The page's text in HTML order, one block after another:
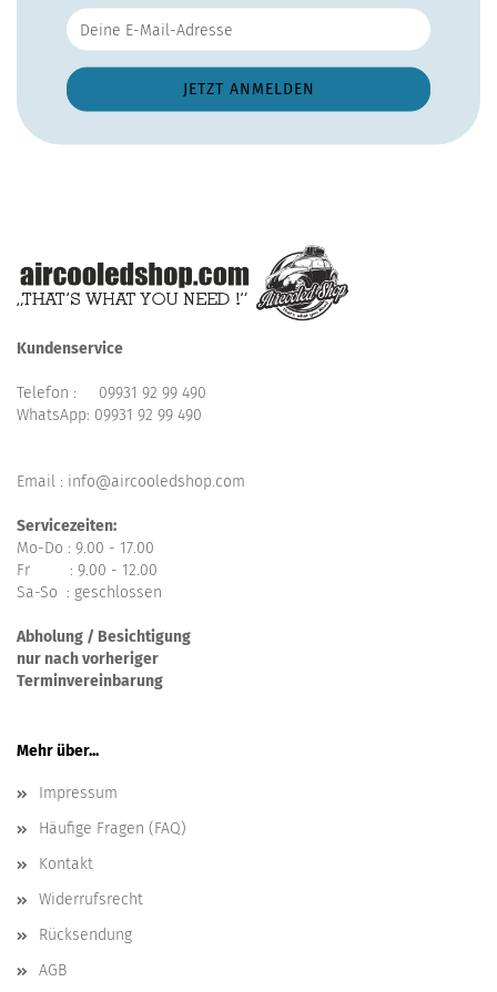
Kundenservice
Telefon : 09931 92 99 490
WhatsApp: 09931 92 99 490
Email : info@aircooledshop.com
Servicezeiten:
Mo-Do : 9.00 - 17.00
Fr : 9.00 - 12.00
Sa-So : geschlossen
Abholung / Besichtigung
nur nach vorheriger
Terminvereinbarung
Mehr über...
Impressum
Häufige Fragen (FAQ)
Kontakt
Widerrufsrecht
Rücksendung
AGB